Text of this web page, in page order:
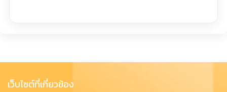
เว็บไซต์ที่เกี่ยวข้อง